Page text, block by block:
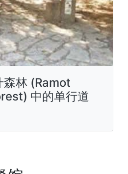
森林 (Ramot
中的单行道